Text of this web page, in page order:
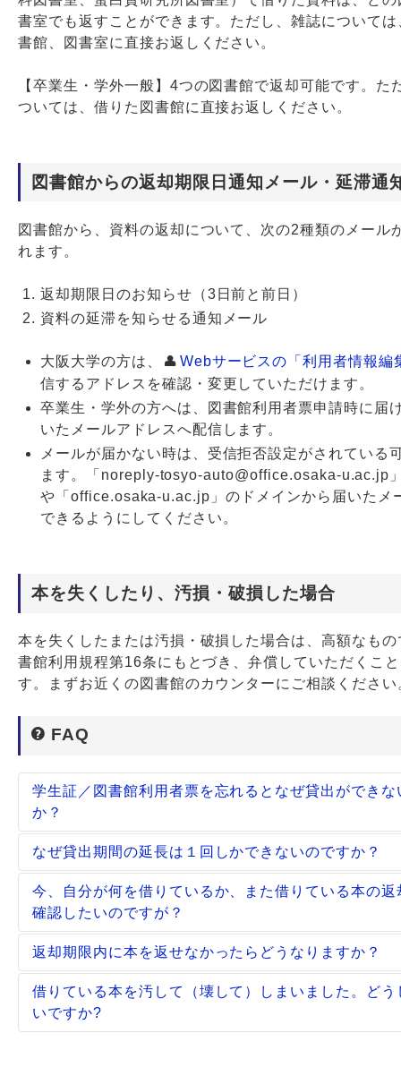
書室でも返すことができます。ただし、雑誌について
書館、図書室に直接お返しください。
【卒業生・学外一般】4つの図書館で返却可能です。た
ついては、借りた図書館に直接お返しください。
図書館からの返却期限日通知メール・延滞通
図書館から、資料の返却について、次の2種類のメール
れます。
返却期限日のお知らせ（3日前と前日）
資料の延滞を知らせる通知メール
大阪大学の方は、
Webサービスの「利用者情報編
信するアドレスを確認・変更していただけます。
卒業生・学外の方へは、図書館利用者票申請時に届
いたメールアドレスへ配信します。
メールが届かない時は、受信拒否設定がされている
ます。「noreply-tosyo-auto@office.osaka-u.ac.jp
や「office.osaka-u.ac.jp」のドメインから届いたメ
できるようにしてください。
本を失くしたり、汚損・破損した場合
本を失くしたまたは汚損・破損した場合は、高額なも
書館利用規程第16条にもとづき、弁償していただくこ
す。まずお近くの図書館のカウンターにご相談ください
FAQ
学生証／図書館利用者票を忘れるとなぜ貸出ができな
か？
本人確認のためです。ご本人かどうか確認できないと
「貸した」「借りていない」と、トラブルの元となる
す。
なぜ貸出期間の延長は１回しかできないのですか？
予約が入れられない限り、ずっと同じ方に貸出される
あるためです。多くの方に広くご利用していただくた
で、ご了承ください。
今、自分が何を借りているか、また借りている本の返
確認したいのですが？
カウンターに学生証または図書館利用者票をお持ちく
また、Webサービスからの確認も可能です。下記の
大阪大学個人IDでログインしてご確認ください。
貸出・予約状況照会
返却期限内に本を返せなかったらどうなりますか？
一定期間、新規の貸出し・貸出期間の延長を停止しま
た、督促を受けたにもかかわらず、返却期限から６か
て返却に応じない場合、利用資格を停止する場合があ
借りている本を汚して（壊して）しまいました。どう
いですか?